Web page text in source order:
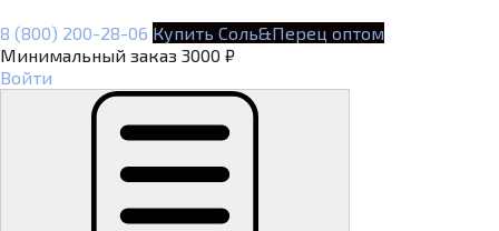
8 (800) 200-28-06 Купить Соль&Перец оптом
Минимальный заказ 3000 ₽
Войти